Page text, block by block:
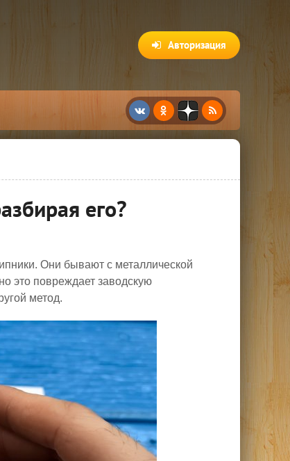
Авторизация
его?
Они бывают с металлической
это повреждает заводскую
метод.